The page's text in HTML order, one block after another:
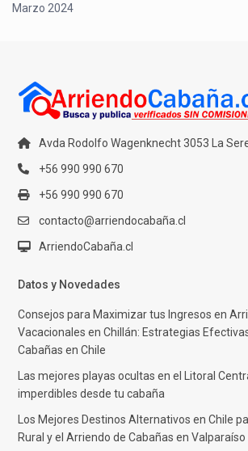
Marzo 2024
Avda Rodolfo Wagenknecht 3053 La
+56 990 990 670
+56 990 990 670
contacto@arriendocabaña.cl
ArriendoCabaña.cl
Datos y Novedades
Consejos para Maximizar tus Ingresos en
Vacacionales en Chillán: Estrategias
Cabañas en Chile
Las mejores playas ocultas en el Litoral
imperdibles desde tu cabaña
Los Mejores Destinos Alternativos en Chile
Rural y el Arriendo de Cabañas en Valparaíso